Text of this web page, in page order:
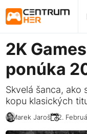
2K
ponúka
Skvelá šanca, ako
kopu klasických
Marek Jaroš 12.